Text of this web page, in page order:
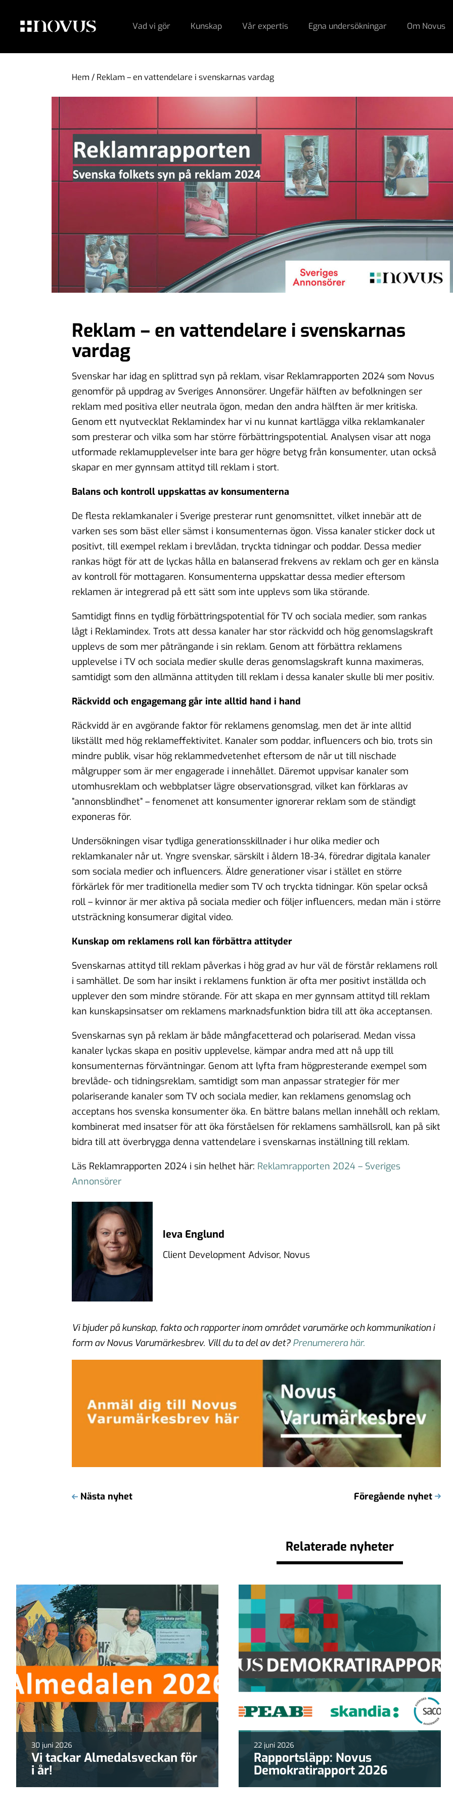
Vad vi gör Kunskap Vår expertis Egna undersökningar Om Novus
Hem / Reklam – en vattendelare i svenskarnas vardag
Reklam – en vattendelare i svenskarnas
vardag
Svenskar har idag en splittrad syn på reklam, visar Reklamrapporten 2024 som Novus
genomför på uppdrag av Sveriges Annonsörer. Ungefär hälften av befolkningen ser
reklam med positiva eller neutrala ögon, medan den andra hälften är mer kritiska.
Genom ett nyutvecklat Reklamindex har vi nu kunnat kartlägga vilka reklamkanaler
som presterar och vilka som har större förbättringspotential. Analysen visar att noga
utformade reklamupplevelser inte bara ger högre betyg från konsumenter, utan också
skapar en mer gynnsam attityd till reklam i stort.
Balans och kontroll uppskattas av konsumenterna
De flesta reklamkanaler i Sverige presterar runt genomsnittet, vilket innebär att de
varken ses som bäst eller sämst i konsumenternas ögon. Vissa kanaler sticker dock ut
positivt, till exempel reklam i brevlådan, tryckta tidningar och poddar. Dessa medier
rankas högt för att de lyckas hålla en balanserad frekvens av reklam och ger en känsla
av kontroll för mottagaren. Konsumenterna uppskattar dessa medier eftersom
reklamen är integrerad på ett sätt som inte upplevs som lika störande.
Samtidigt finns en tydlig förbättringspotential för TV och sociala medier, som rankas
lågt i Reklamindex. Trots att dessa kanaler har stor räckvidd och hög genomslagskraft
upplevs de som mer påträngande i sin reklam. Genom att förbättra reklamens
upplevelse i TV och sociala medier skulle deras genomslagskraft kunna maximeras,
samtidigt som den allmänna attityden till reklam i dessa kanaler skulle bli mer positiv.
Räckvidd och engagemang går inte alltid hand i hand
Räckvidd är en avgörande faktor för reklamens genomslag, men det är inte alltid
likställt med hög reklameffektivitet. Kanaler som poddar, influencers och bio, trots sin
mindre publik, visar hög reklammedvetenhet eftersom de når ut till nischade
målgrupper som är mer engagerade i innehållet. Däremot uppvisar kanaler som
utomhusreklam och webbplatser lägre observationsgrad, vilket kan förklaras av
”annonsblindhet” – fenomenet att konsumenter ignorerar reklam som de ständigt
exponeras för.
Undersökningen visar tydliga generationsskillnader i hur olika medier och
reklamkanaler når ut. Yngre svenskar, särskilt i åldern 18-34, föredrar digitala kanaler
som sociala medier och influencers. Äldre generationer visar i stället en större
förkärlek för mer traditionella medier som TV och tryckta tidningar. Kön spelar också
roll – kvinnor är mer aktiva på sociala medier och följer influencers, medan män i större
utsträckning konsumerar digital video.
Kunskap om reklamens roll kan förbättra attityder
Svenskarnas attityd till reklam påverkas i hög grad av hur väl de förstår reklamens roll
i samhället. De som har insikt i reklamens funktion är ofta mer positivt inställda och
upplever den som mindre störande. För att skapa en mer gynnsam attityd till reklam
kan kunskapsinsatser om reklamens marknadsfunktion bidra till att öka acceptansen.
Svenskarnas syn på reklam är både mångfacetterad och polariserad. Medan vissa
kanaler lyckas skapa en positiv upplevelse, kämpar andra med att nå upp till
konsumenternas förväntningar. Genom att lyfta fram högpresterande exempel som
brevlåde- och tidningsreklam, samtidigt som man anpassar strategier för mer
polariserande kanaler som TV och sociala medier, kan reklamens genomslag och
acceptans hos svenska konsumenter öka. En bättre balans mellan innehåll och reklam,
kombinerat med insatser för att öka förståelsen för reklamens samhällsroll, kan på sikt
bidra till att överbrygga denna vattendelare i svenskarnas inställning till reklam.
Läs Reklamrapporten 2024 i sin helhet här: Reklamrapporten 2024 – Sveriges
Annonsörer
Ieva Englund
Client Development Advisor, Novus
Vi bjuder på kunskap, fakta och rapporter inom området varumärke och kommunikation i
form av Novus Varumärkesbrev. Vill du ta del av det? Prenumerera här.
Nästa nyhet Föregående nyhet
Relaterade nyheter
30 juni 2026
Vi tackar Almedalsveckan för
i år!
22 juni 2026
Rapportsläpp: Novus
Demokratirapport 2026